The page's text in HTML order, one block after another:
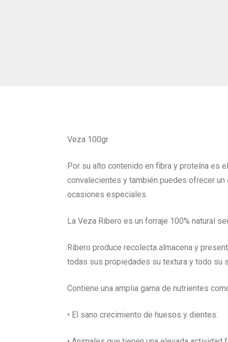
Veza 100gr
Por su alto contenido en fibra y proteína es
convalecientes y también puedes ofrecer
ocasiones especiales.
La Veza Ribero es un forraje 100% natural
Ribero produce recolecta almacena y
todas sus propiedades su textura y todo su
Contiene una amplia gama de nutrientes
• El sano crecimiento de huesos y dientes.